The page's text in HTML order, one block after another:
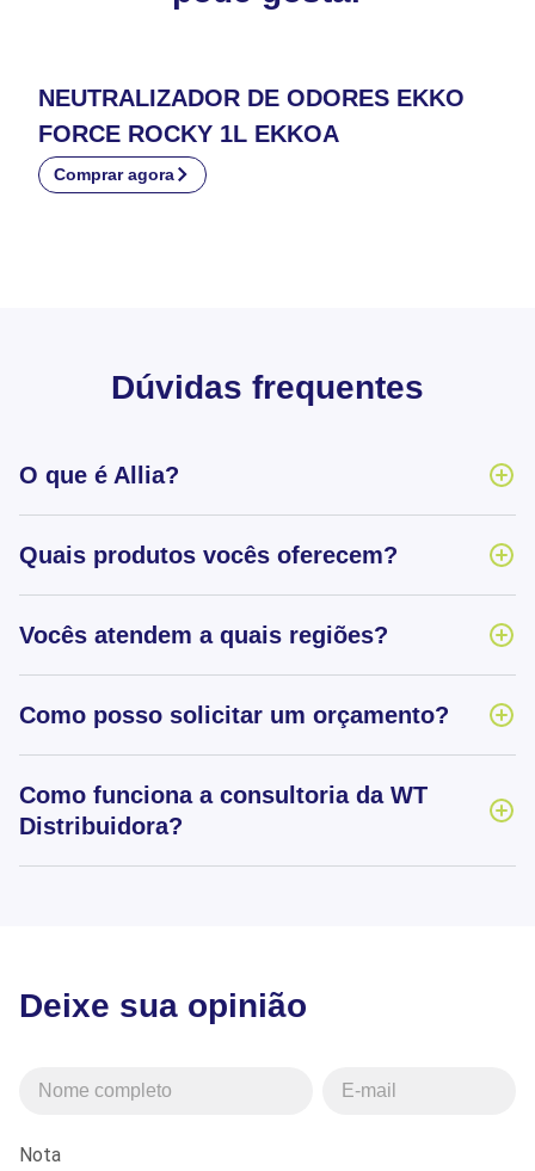
NEUTRALIZADOR DE ODORES EKKO
FORCE ROCKY 1L EKKOA
Comprar agora
Dúvidas frequentes
O que é Allia?
Quais produtos vocês oferecem?
Vocês atendem a quais regiões?
Como posso solicitar um orçamento?
Como funciona a consultoria da WT
Distribuidora?
Deixe sua opinião
Nota